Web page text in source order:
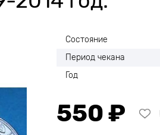
Состояние
Период чекана
Год
550 ₽